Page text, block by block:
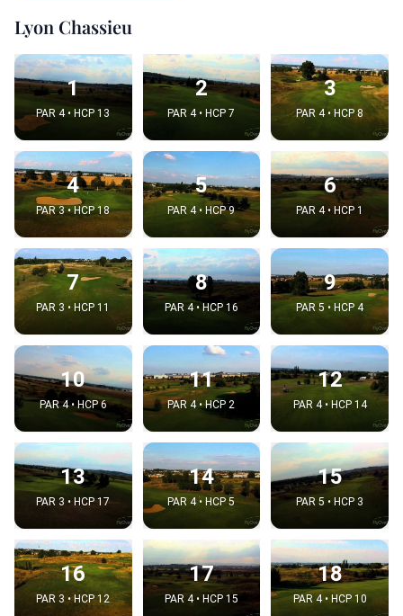
Lyon Chassieu
1
PAR 4 • HCP 13
2
PAR 4 • HCP 7
3
PAR 4 • HCP 8
4
PAR 3 • HCP 18
5
PAR 4 • HCP 9
6
PAR 4 • HCP 1
7
PAR 3 • HCP 11
8
PAR 4 • HCP 16
9
PAR 5 • HCP 4
10
PAR 4 • HCP 6
11
PAR 4 • HCP 2
12
PAR 4 • HCP 14
13
PAR 3 • HCP 17
14
PAR 4 • HCP 5
15
PAR 5 • HCP 3
16
PAR 3 • HCP 12
17
PAR 4 • HCP 15
18
PAR 4 • HCP 10